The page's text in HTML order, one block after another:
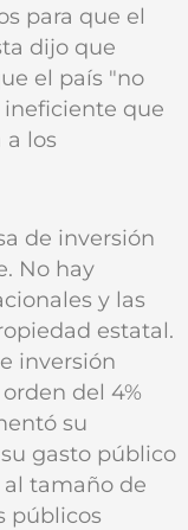
para que el
dijo que
el país "no
que
a los
de inversión
No hay
y las
estatal.
inversión
del 4%
su
gasto público
tamaño de
públicos